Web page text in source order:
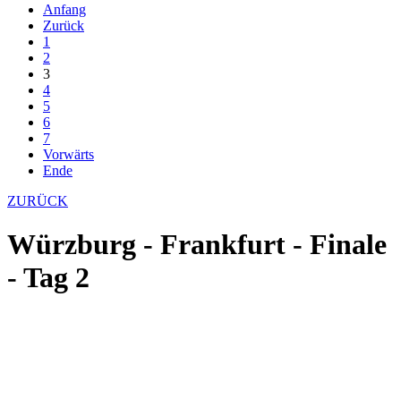
Anfang
Zurück
1
2
3
4
5
6
7
Vorwärts
Ende
ZURÜCK
Würzburg - Frankfurt - Finale
- Tag 2